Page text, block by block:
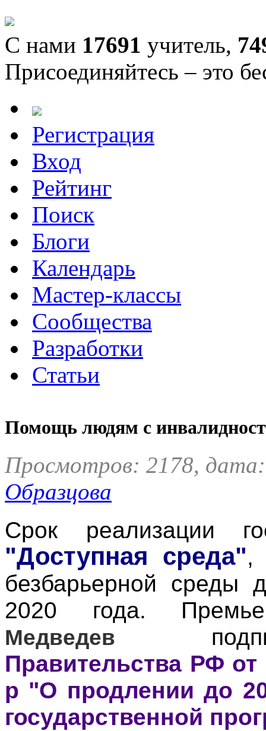
С нами 17691 учитель,
Присоединяйтесь – это
Регистрация
Вход
Рейтинг
Поиск
Блоги
Календарь
Мастер-классы
Сообщества
Разработки
Статьи
Помощь людям с
Просмотров: 2178,
Образцова
Срок реализации
"Доступная среда",
безбарьерной среды
2020 года.
Медведев
Правительства РФ
р "О продлении до
государственной